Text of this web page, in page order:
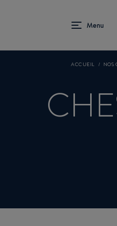
ACCUEIL NOS